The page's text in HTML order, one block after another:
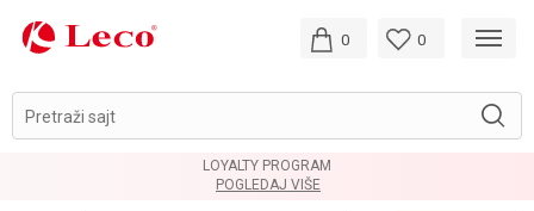
Pretraži sajt
0 0
LOYALTY PROGRAM
POGLEDAJ VIŠE